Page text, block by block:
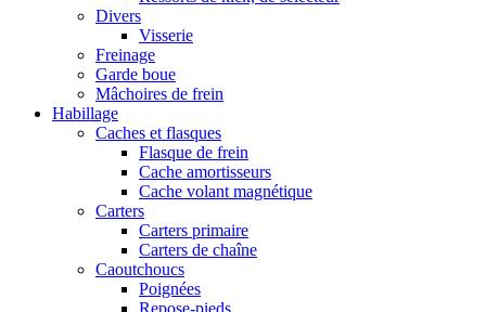
Divers
Visserie
Freinage
Garde boue
Mâchoires de frein
Habillage
Caches et flasques
Flasque de frein
Cache amortisseurs
Cache volant magnétique
Carters
Carters primaire
Carters de chaîne
Caoutchoucs
Poignées